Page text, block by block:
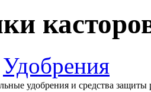
Удобрения
удобрения и средства защиты